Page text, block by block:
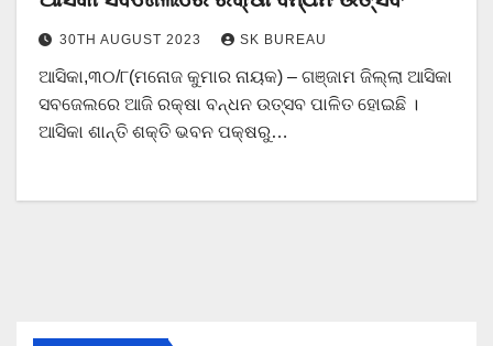
30TH AUGUST 2023 SK BUREAU
ଆସିକା,୩୦/୮(ମନୋଜ କୁମାର ନାୟକ) – ଗଞ୍ଜାମ ଜିଲ୍ଲା ଆସିକା
ସବଜେଲରେ ଆଜି ରକ୍ଷା ବନ୍ଧନ ଉତ୍ସବ ପାଳିତ ହୋଇଛି ।
ଆସିକା ଶାନ୍ତି ଶକ୍ତି ଭବନ ପକ୍ଷରୁ…